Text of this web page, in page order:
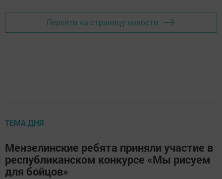
Перейти на страницу новости
ТЕМА ДНЯ
Мензелинские ребята приняли участие в
республиканском конкурсе «Мы рисуем
для бойцов»